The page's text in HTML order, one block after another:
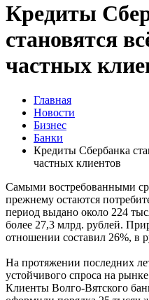
Кредиты
становятся
частных
Главная
Новости
Бизнес
Банки
Кредиты Сбербанка
частных клиентов
Самыми востребованными
прежнему остаются
период выдано около 224
более 27,3 млрд. рублей.
отношении составил 26%, в
На протяжении последних
устойчивого спроса на
Клиенты Волго-Вятского